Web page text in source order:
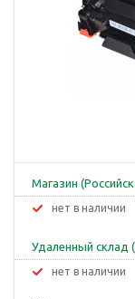
Магазин
Нет в наличии
Удаленный склад
Нет в наличии